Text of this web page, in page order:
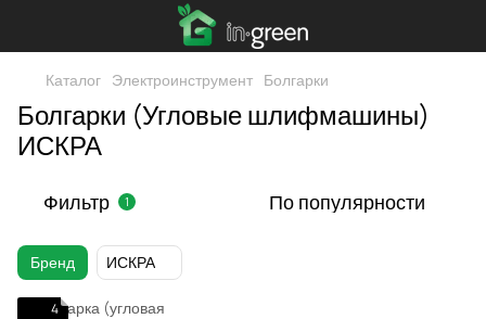
Каталог Электроинструмент Болгарки
Болгарки (Угловые шлифмашины)
ИСКРА
Фильтр 1 По популярности
Бренд ИСКРА
4